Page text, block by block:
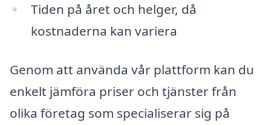
Tiden på året och helger, då
kostnaderna kan variera
Genom att använda vår plattform kan du
enkelt jämföra priser och tjänster från
olika företag som specialiserar sig på